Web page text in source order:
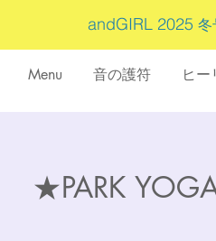
Menu 音の護符 ヒ
andGIRL 2025 冬
★PARK